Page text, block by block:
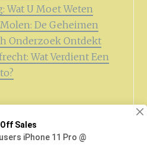
Wat U Moet Weten
De Geheimen
Onderzoek Ontdekt
Wat Verdient Een